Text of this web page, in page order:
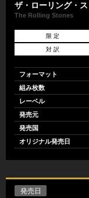
ザ・ローリング・
The Rolling Stones
限 定
対 訳
フォーマット
組み枚数
レーベル
発売元
発売国
オリジナル発売日
発売日